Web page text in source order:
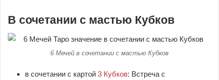
В сочетании с мастью Кубков
6 Мечей в сочетании с мастью Кубков
в сочетании с картой 3 Кубков: Встреча с